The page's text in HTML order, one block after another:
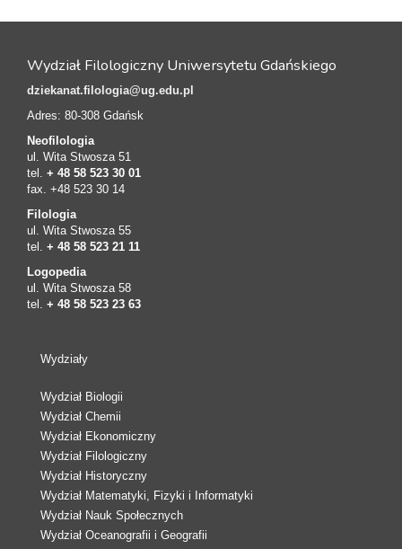
Wydział Filologiczny Uniwersytetu Gdańskiego
dziekanat.filologia@ug.edu.pl
Adres: 80-308 Gdańsk
Neofilologia
ul. Wita Stwosza 51
tel. + 48 58 523 30 01
fax. +48 523 30 14
Filologia
ul. Wita Stwosza 55
tel. + 48 58 523 21 11
Logopedia
ul. Wita Stwosza 58
tel. + 48 58 523 23 63
Wydziały
Wydział Biologii
Wydział Chemii
Wydział Ekonomiczny
Wydział Filologiczny
Wydział Historyczny
Wydział Matematyki, Fizyki i Informatyki
Wydział Nauk Społecznych
Wydział Oceanografii i Geografii